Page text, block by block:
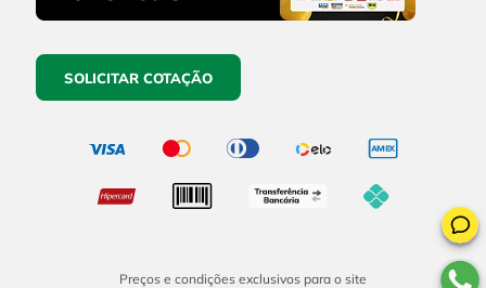
SOLICITAR COTAÇÃO
Preços e condições exclusivos para o site